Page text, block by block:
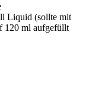
Liquid (sollte mit
120 ml aufgefüllt